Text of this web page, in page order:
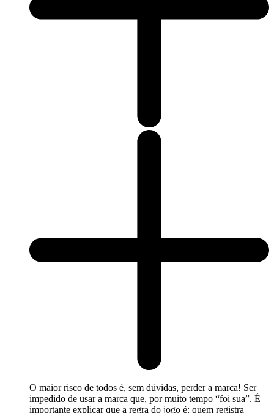
O maior risco de todos é, sem dúvidas, perder a marca! Ser
impedido de usar a marca que, por muito tempo “foi sua”. É
importante explicar que a regra do jogo é: quem registra